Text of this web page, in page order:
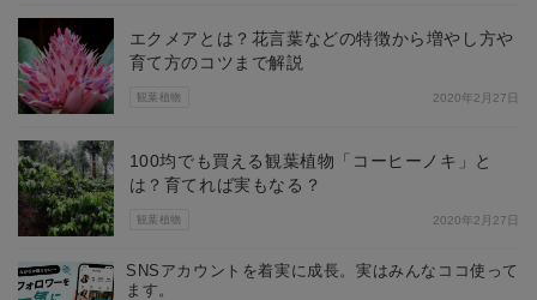
観葉植物
エクメアとは？花言葉などの特徴から増やし方や
育て方のコツまで解説
2020年2月27日
観葉植物
100均でも買える観葉植物「コーヒーノキ」と
は？育てれば実もなる？
2020年2月27日
SNSアカウントを着実に成長。実はみんなココ使って
ます。